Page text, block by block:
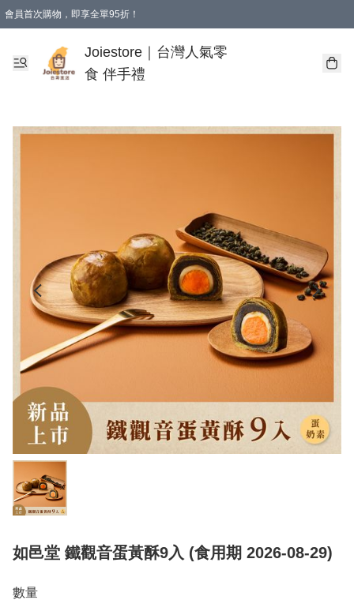
會員首次購物，即享全單95折！
購物滿 HKD 350.00即享免運費優惠！（適用於 本地送貨、本地取貨 )
Joiestore｜台灣人氣零
食 伴手禮
如邑堂 鐵觀音蛋黃酥9入 (食用期 2026-08-29)
數量